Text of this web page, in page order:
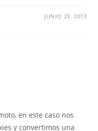
JUNIO 23, 2013
en este caso nos
y convertimos una